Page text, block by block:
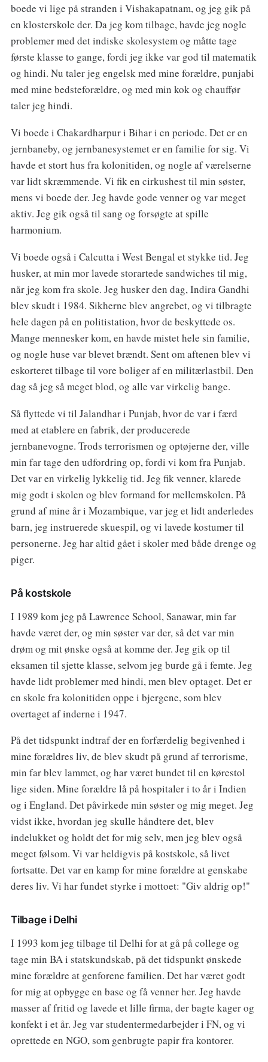
boede vi lige på stranden i Vishakapatnam, og jeg gik på
en klosterskole der. Da jeg kom tilbage, havde jeg nogle
problemer med det indiske skolesystem og måtte tage
første klasse to gange, fordi jeg ikke var god til matematik
og hindi. Nu taler jeg engelsk med mine forældre, punjabi
med mine bedsteforældre, og med min kok og chauffør
taler jeg hindi.
Vi boede i Chakardharpur i Bihar i en periode. Det er en
jernbaneby, og jernbanesystemet er en familie for sig. Vi
havde et stort hus fra kolonitiden, og nogle af værelserne
var lidt skræmmende. Vi fik en cirkushest til min søster,
mens vi boede der. Jeg havde gode venner og var meget
aktiv. Jeg gik også til sang og forsøgte at spille
harmonium.
Vi boede også i Calcutta i West Bengal et stykke tid. Jeg
husker, at min mor lavede storartede sandwiches til mig,
når jeg kom fra skole. Jeg husker den dag, Indira Gandhi
blev skudt i 1984. Sikherne blev angrebet, og vi tilbragte
hele dagen på en politistation, hvor de beskyttede os.
Mange mennesker kom, en havde mistet hele sin familie,
og nogle huse var blevet brændt. Sent om aftenen blev vi
eskorteret tilbage til vore boliger af en militærlastbil. Den
dag så jeg så meget blod, og alle var virkelig bange.
Så flyttede vi til Jalandhar i Punjab, hvor de var i færd
med at etablere en fabrik, der producerede
jernbanevogne. Trods terrorismen og optøjerne der, ville
min far tage den udfordring op, fordi vi kom fra Punjab.
Det var en virkelig lykkelig tid. Jeg fik venner, klarede
mig godt i skolen og blev formand for mellemskolen. På
grund af mine år i Mozambique, var jeg et lidt anderledes
barn, jeg instruerede skuespil, og vi lavede kostumer til
personerne. Jeg har altid gået i skoler med både drenge og
piger.
På kostskole
I 1989 kom jeg på Lawrence School, Sanawar, min far
havde været der, og min søster var der, så det var min
drøm og mit ønske også at komme der. Jeg gik op til
eksamen til sjette klasse, selvom jeg burde gå i femte. Jeg
havde lidt problemer med hindi, men blev optaget. Det er
en skole fra kolonitiden oppe i bjergene, som blev
overtaget af inderne i 1947.
På det tidspunkt indtraf der en forfærdelig begivenhed i
mine forældres liv, de blev skudt på grund af terrorisme,
min far blev lammet, og har været bundet til en kørestol
lige siden. Mine forældre lå på hospitaler i to år i Indien
og i England. Det påvirkede min søster og mig meget. Jeg
vidst ikke, hvordan jeg skulle håndtere det, blev
indelukket og holdt det for mig selv, men jeg blev også
meget følsom. Vi var heldigvis på kostskole, så livet
fortsatte. Det var en kamp for mine forældre at genskabe
deres liv. Vi har fundet styrke i mottoet: "Giv aldrig op!"
Tilbage i Delhi
I 1993 kom jeg tilbage til Delhi for at gå på college og
tage min BA i statskundskab, på det tidspunkt ønskede
mine forældre at genforene familien. Det har været godt
for mig at opbygge en base og få venner her. Jeg havde
masser af fritid og lavede et lille firma, der bagte kager og
konfekt i et år. Jeg var studentermedarbejder i FN, og vi
oprettede en NGO, som genbrugte papir fra kontorer.